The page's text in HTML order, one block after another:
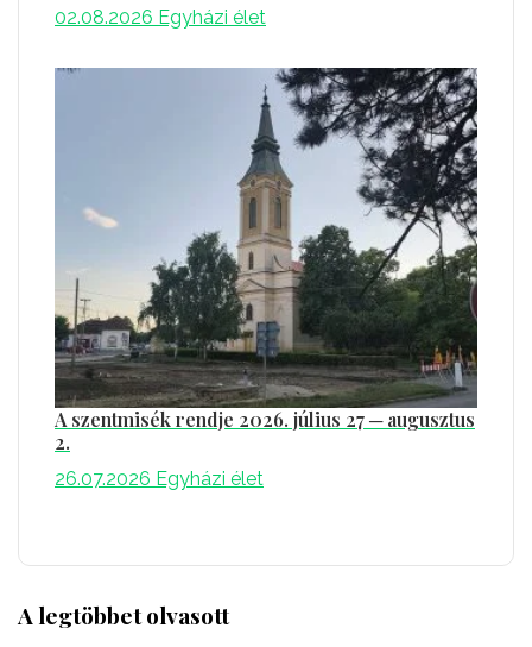
02.08.2026 Egyházi élet
A szentmisék rendje 2026. július 27 ─ augusztus
2.
26.07.2026 Egyházi élet
A legtöbbet olvasott